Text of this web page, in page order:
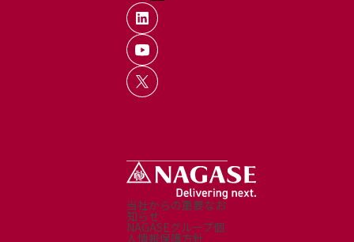
当社からの重要なお
知らせ
NAGASEグループ個
人情報保護方針